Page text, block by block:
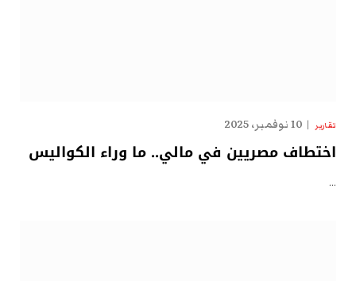
تقارير 10 نوفمبر، 2025
اختطاف مصريين في مالي.. ما وراء الكواليس
…